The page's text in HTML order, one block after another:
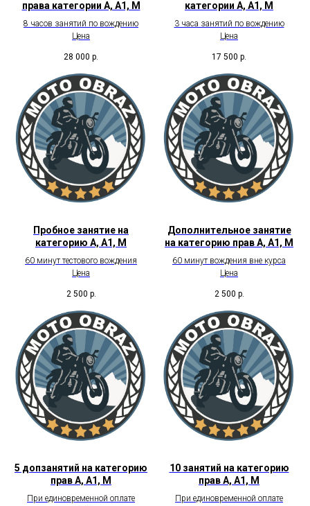
права категории А, А1, М
8 часов занятий по вождению
Цена
28 000 р.
категории А, А1, М
3 часа занятий по вождению
Цена
17 500 р.
Пробное занятие на
категорию А, А1, М
60 минут тестового вождения
Цена
2 500 р.
Дополнительное занятие
на категорию прав А, А1, М
60 минут вождения вне курса
Цена
2 500 р.
5 допзанятий на категорию
прав А, А1, М
При единовременной оплате
10 занятий на категорию
прав А, А1, М
При единовременной оплате